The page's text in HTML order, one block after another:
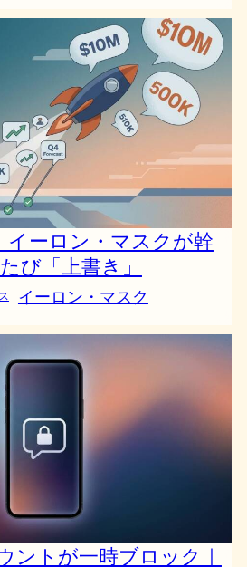
イーロン・マスクが幹
び「上書き」
イーロン・マスク
ントが一時ブロック｜